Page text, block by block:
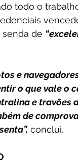
todo o
de
e
o que vale o
e travões
de
conclui.